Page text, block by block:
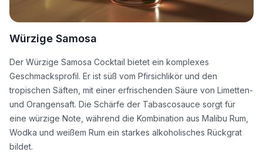
Würzige Samosa
Der Würzige Samosa Cocktail bietet ein komplexes
Geschmacksprofil. Er ist süß vom Pfirsichlikör und den
tropischen Säften, mit einer erfrischenden Säure von Limetten-
und Orangensaft. Die Schärfe der Tabascosauce sorgt für
eine würzige Note, während die Kombination aus Malibu Rum,
Wodka und weißem Rum ein starkes alkoholisches Rückgrat
bildet.